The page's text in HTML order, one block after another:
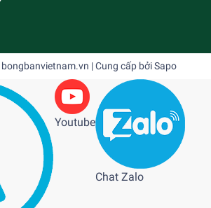
bongbanvietnam.vn | Cung cấp bởiSapo
Youtube
Chat Zalo